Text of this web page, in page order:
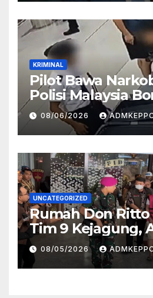
KRIMINAL
Pilot Bawa
Polisi Malaysia
Sosok Pemasok
Kasus Ini
08/06/2026
UNCATEGORIZED
Rumah Don
Tim 9 Kejagung,
Balik Kasus
08/05/2026